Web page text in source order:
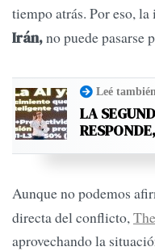
tiempo atrás. Por eso,
Irán,no puede pasarse
Leé
LA
Aunque no podemos
directa del conflicto,
aprovechando la